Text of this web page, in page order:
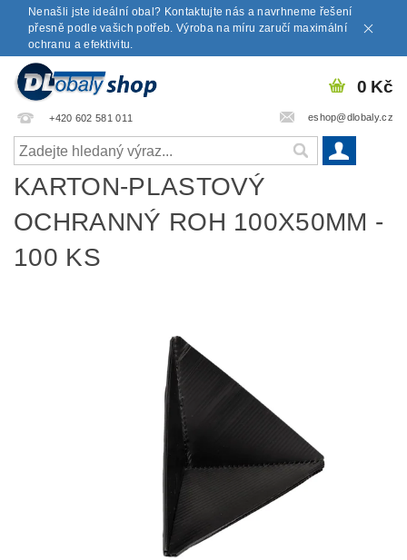
Nenašli jste ideální obal? Kontaktujte nás a navrhneme řešení
přesně podle vašich potřeb. Výroba na míru zaručí maximální
ochranu a efektivitu.
+420 602 581 011 eshop@dlobaly.cz
0 Kč
KARTON-PLASTOVÝ
OCHRANNÝ ROH 100X50MM -
100 KS